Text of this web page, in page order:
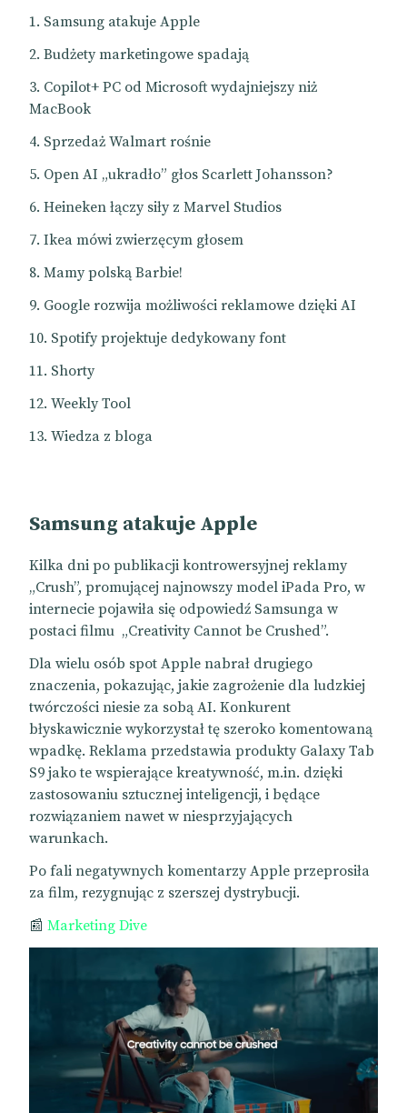
Samsung atakuje Apple
Budżety marketingowe spadają
Copilot+ PC od Microsoft wydajniejszy niż
MacBook
Sprzedaż Walmart rośnie
Open AI „ukradło” głos Scarlett Johansson?
Heineken łączy siły z Marvel Studios
Ikea mówi zwierzęcym głosem
Mamy polską Barbie!
Google rozwija możliwości reklamowe dzięki AI
Spotify projektuje dedykowany font
Shorty
Weekly Tool
Wiedza z bloga
Samsung atakuje Apple
Kilka dni po publikacji kontrowersyjnej reklamy
„Crush”, promującej najnowszy model iPada Pro, w
internecie pojawiła się odpowiedź Samsunga w
postaci filmu „Creativity Cannot be Crushed”.
Dla wielu osób spot Apple nabrał drugiego
znaczenia, pokazując, jakie zagrożenie dla ludzkiej
twórczości niesie za sobą AI. Konkurent
błyskawicznie wykorzystał tę szeroko komentowaną
wpadkę. Reklama przedstawia produkty Galaxy Tab
S9 jako te wspierające kreatywność, m.in. dzięki
zastosowaniu sztucznej inteligencji, i będące
rozwiązaniem nawet w niesprzyjających
warunkach.
Po fali negatywnych komentarzy Apple przeprosiła
za film, rezygnując z szerszej dystrybucji.
📰 Marketing Dive